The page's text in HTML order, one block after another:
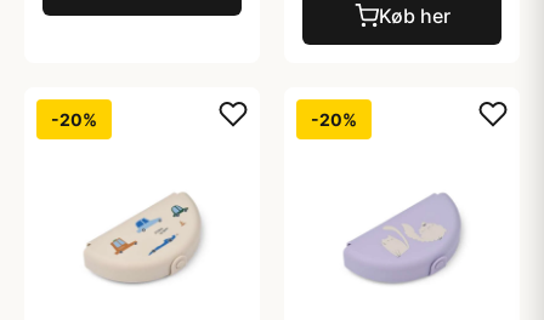
Køb her
-20% -20%